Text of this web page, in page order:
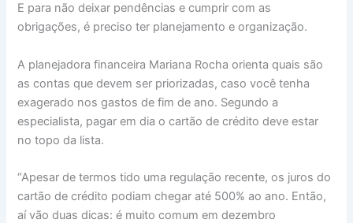
E para não deixar pendências e cumprir com as
obrigações, é preciso ter planejamento e organização.
A planejadora financeira Mariana Rocha orienta quais são
as contas que devem ser priorizadas, caso você tenha
exagerado nos gastos de fim de ano. Segundo a
especialista, pagar em dia o cartão de crédito deve estar
no topo da lista.
“Apesar de termos tido uma regulação recente, os juros do
cartão de crédito podiam chegar até 500% ao ano. Então,
aí vão duas dicas: é muito comum em dezembro